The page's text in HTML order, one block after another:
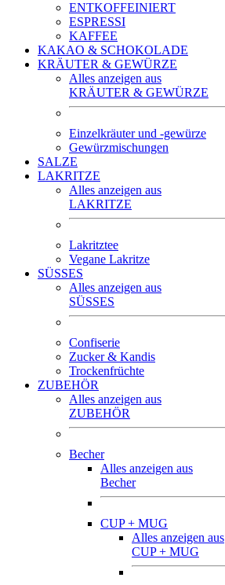
ENTKOFFEINIERT
ESPRESSI
KAFFEE
KAKAO & SCHOKOLADE
KRÄUTER & GEWÜRZE
Alles anzeigen aus
KRÄUTER & GEWÜRZE
Einzelkräuter und -gewürze
Gewürzmischungen
SALZE
LAKRITZE
Alles anzeigen aus
LAKRITZE
Lakritztee
Vegane Lakritze
SÜSSES
Alles anzeigen aus
SÜSSES
Confiserie
Zucker & Kandis
Trockenfrüchte
ZUBEHÖR
Alles anzeigen aus
ZUBEHÖR
Becher
Alles anzeigen aus
Becher
CUP + MUG
Alles anzeigen aus
CUP + MUG